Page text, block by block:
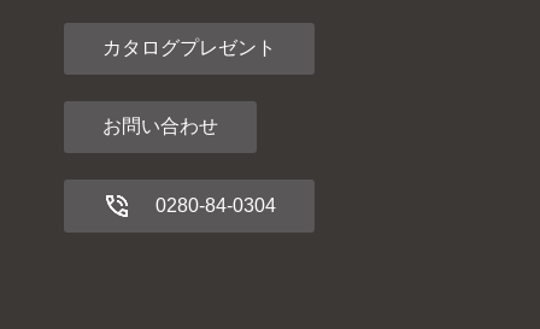
カタログプレゼント
お問い合わせ
0280-84-0304